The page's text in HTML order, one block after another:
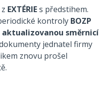
EXTÉRIEs předstihem.
kontroly BOZP
aktualizovanou směrnicí
jednatel firmy
znovu prošel